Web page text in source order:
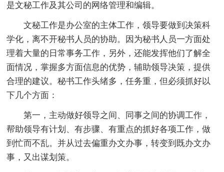
是文秘工作及其公司的网络管理和编辑。
文秘工作是办公室的主体工作，领导要做到决策科
学化，离不开秘书人员的协助。因为秘书人员一方面处
理着大量的日常事务工作，另外，还能发挥他们了解全
面情况，掌握多方面信息的优势，辅助领导决策，提供
合理的建议。秘书工作头绪多，任务重，但必须抓好以
下几个方面：
第一，主动做好领导之间、同事之间的协调工作，
帮助领导有计划、有步骤、有重点的抓好各项工作，做
到忙而不乱。并从过去偏重办文办事，转变到既办文办
事，又出谋划策。